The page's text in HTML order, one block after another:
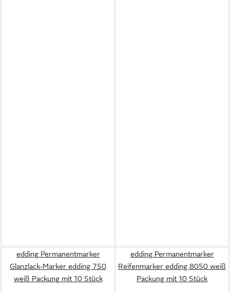
edding Permanentmarker
Glanzlack-Marker edding 750
weiß Packung mit 10 Stück
edding Permanentmarker
Reifenmarker edding 8050 weiß
Packung mit 10 Stück